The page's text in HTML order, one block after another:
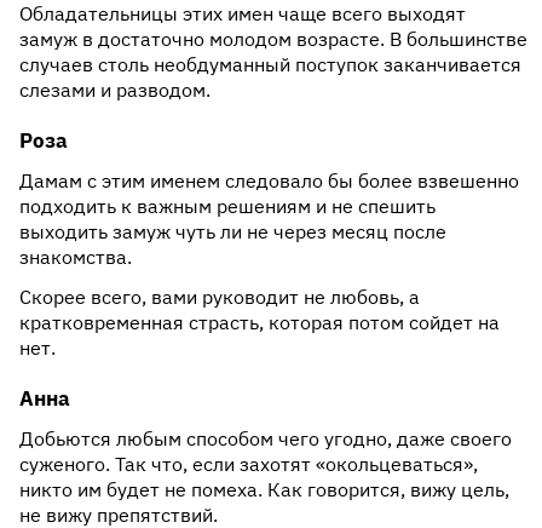
Обладательницы этих имен чаще всего выходят
замуж в достаточно молодом возрасте. В большинстве
случаев столь необдуманный поступок заканчивается
слезами и разводом.
Роза
Дамам с этим именем следовало бы более взвешенно
подходить к важным решениям и не спешить
выходить замуж чуть ли не через месяц после
знакомства.
Скорее всего, вами руководит не любовь, а
кратковременная страсть, которая потом сойдет на
нет.
Анна
Добьются любым способом чего угодно, даже своего
суженого. Так что, если захотят «‎окольцеваться»,
никто им будет не помеха. Как говорится, вижу цель,
не вижу препятствий.